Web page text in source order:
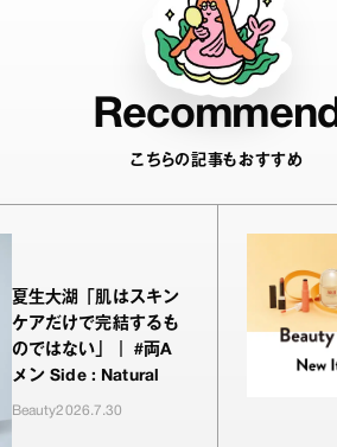
Recommend
こちらの記事もおすすめ
夏生大湖「肌はスキン
ケアだけで完結するも
のではない」｜ #両A
メン Side : Natural
Beauty2026.7.30